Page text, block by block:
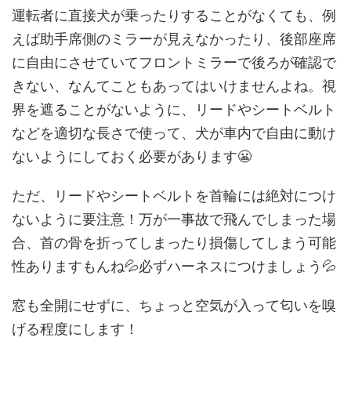
運転者に直接犬が乗ったりすることがなくても、例
えば助手席側のミラーが見えなかったり、後部座席
に自由にさせていてフロントミラーで後ろが確認で
きない、なんてこともあってはいけませんよね。視
界を遮ることがないように、リードやシートベルト
などを適切な長さで使って、犬が車内で自由に動け
ないようにしておく必要があります😬
ただ、リードやシートベルトを首輪には絶対につけ
ないように要注意！万が一事故で飛んでしまった場
合、首の骨を折ってしまったり損傷してしまう可能
性ありますもんね💦必ずハーネスにつけましょう💦
窓も全開にせずに、ちょっと空気が入って匂いを嗅
げる程度にします！